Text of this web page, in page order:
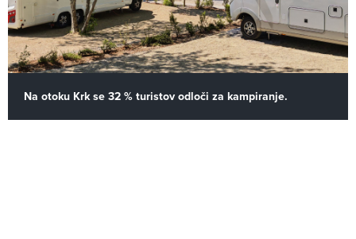
Na otoku Krk se 32 % turistov odloči za kampiranje.